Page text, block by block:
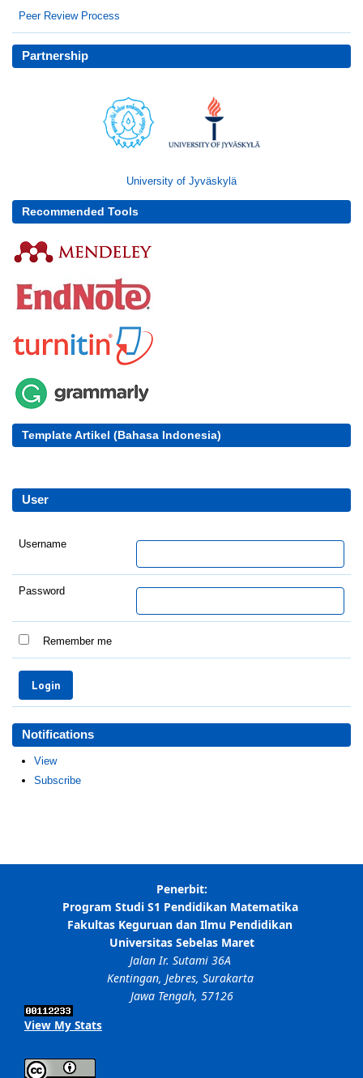
Peer Review Process
Partnership
University of Jyväskylä
Recommended Tools
Template Artikel (Bahasa Indonesia)
User
Username
Password
Remember me
Notifications
View
Subscribe
View My Stats